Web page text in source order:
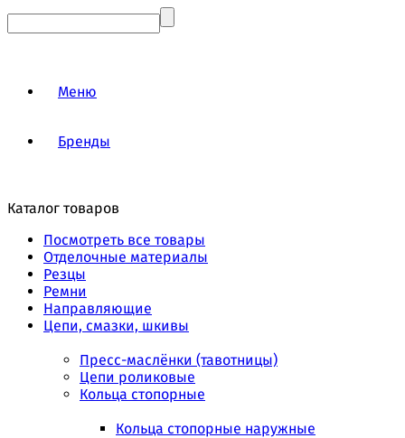
Меню
Бренды
Каталог товаров
Посмотреть все товары
Отделочные материалы
Резцы
Ремни
Направляющие
Цепи, смазки, шкивы
Пресс-маслёнки (тавотницы)
Цепи роликовые
Кольца стопорные
Кольца стопорные наружные